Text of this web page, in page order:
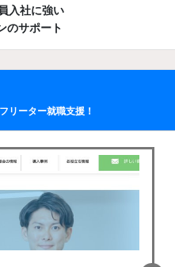
入社に強い
のサポート
リーター就職支援！